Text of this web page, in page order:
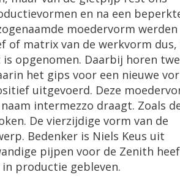
en na een
moedervorm werden
of matrix van de werkvorm dus,
opgenomen. Daarbij horen
het gips voor een nieuwe
uitgevoerd. Deze
intermezzo draagt. Zoals
De vierzijdige vorm van de
Bedenker is Niels Keus uit
pijpen voor de Zenith
productie gebleven.